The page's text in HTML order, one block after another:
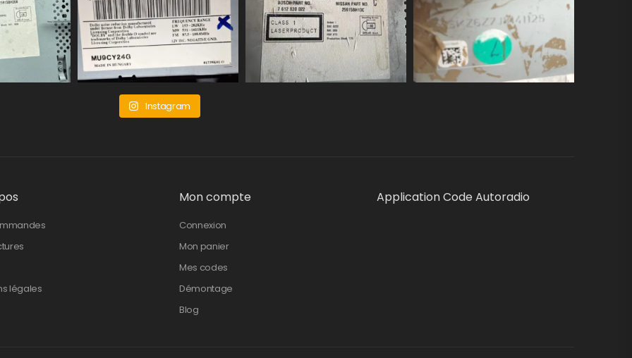
Instagram
légales
Mon compte
Connexion
Mon panier
Mes codes
Démontage
Blog
Application Code Autoradio